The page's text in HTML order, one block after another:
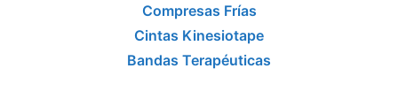
Compresas Frías
Cintas Kinesiotape
Bandas Terapéuticas